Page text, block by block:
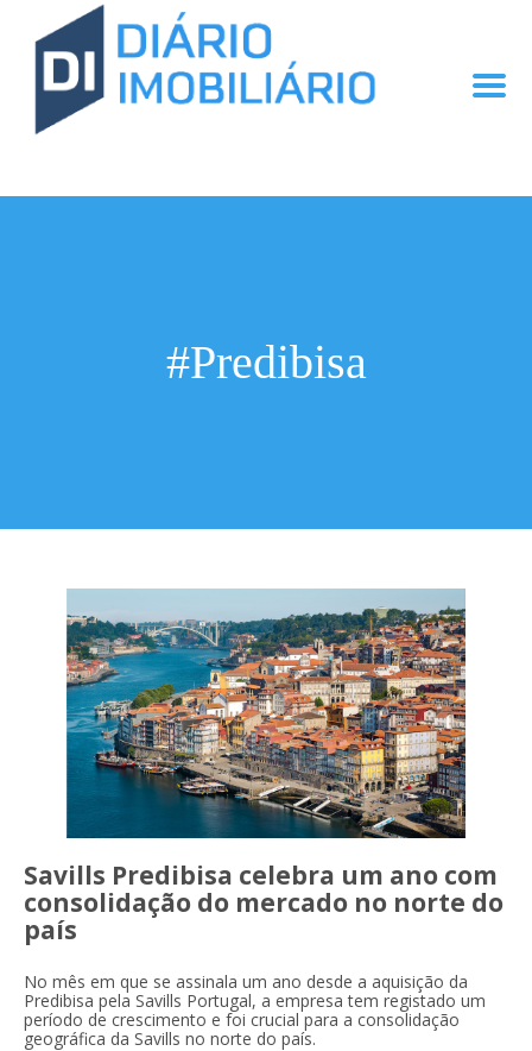
#Predibisa
Savills Predibisa celebra um ano com
consolidação do mercado no norte do
país
No mês em que se assinala um ano desde a aquisição da
Predibisa pela Savills Portugal, a empresa tem registado um
período de crescimento e foi crucial para a consolidação
geográfica da Savills no norte do país.